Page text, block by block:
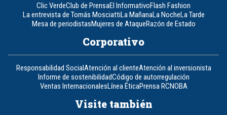
Clic VerdeClub de PrensaEl InformativoFlash Fashion
La entrevista de Tomás MosciattiLa MañanaLa NocheLa Tarde
Mesa de periodistasMujeres de AtaqueRazón de Estado
Corporativo
Responsabilidad SocialAtención al clienteAtención al inversionista
Informe de sostenibilidadCódigo de autorregulación
Ventas InternacionalesLínea ÉticaPrensa RCNOBA
Visite también